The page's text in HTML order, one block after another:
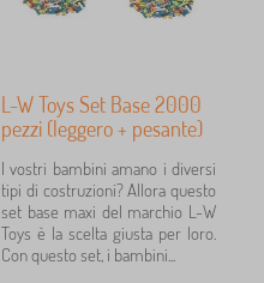
L-W Toys Set Base 2000
pezzi (leggero + pesante)
I vostri bambini amano i diversi
tipi di costruzioni? Allora questo
set base maxi del marchio L-W
Toys è la scelta giusta per loro.
Con questo set, i bambini...